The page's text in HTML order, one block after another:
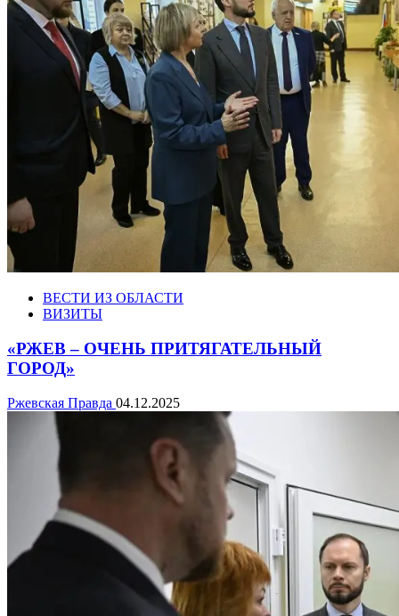
ВЕСТИ ИЗ ОБЛАСТИ
ВИЗИТЫ
«РЖЕВ – ОЧЕНЬ ПРИТЯГАТЕЛЬНЫЙ
ГОРОД»
Ржевская Правда 04.12.2025